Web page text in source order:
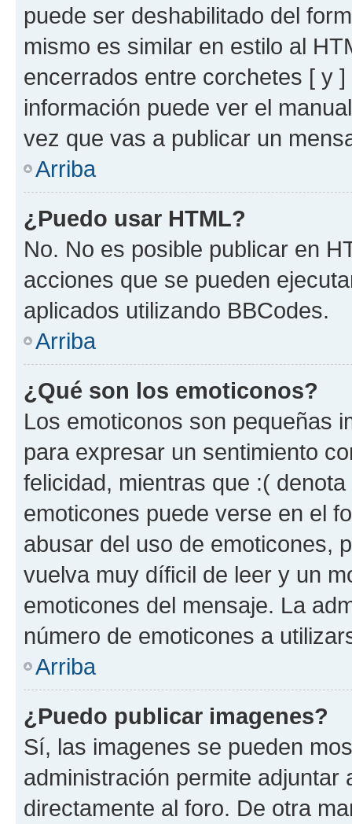
puede ser deshabilitado del
mismo es similar en estilo al
encerrados entre corchetes [ y
información puede ver el
vez que vas a publicar un
Arriba
¿Puedo usar HTML?
No. No es posible publicar en
acciones que se pueden
aplicados utilizando BBCodes.
Arriba
¿Qué son los emoticonos?
Los emoticonos son pequeñas
para expresar un sentimiento
felicidad, mientras que :(
emoticones puede verse en el
abusar del uso de emoticones,
vuelva muy díficil de leer y un
emoticones del mensaje. La
número de emoticones a
Arriba
¿Puedo publicar imagenes?
Sí, las imagenes se pueden
administración permite
directamente al foro. De otra